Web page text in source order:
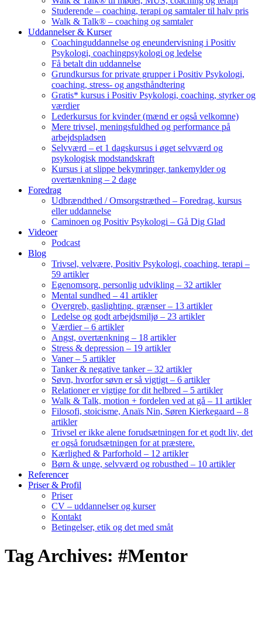
Studerende – coaching, terapi og samtaler til halv pris
Walk & Talk® – coaching og samtaler
Uddannelser & Kurser
Coachinguddannelse og eneundervisning i Positiv
Psykologi, coachingpsykologi og ledelse
Få betalt din uddannelse
Grundkursus for private grupper i Positiv Psykologi,
coaching, stress- og angsthåndtering
Gratis* kursus i Positiv Psykologi, coaching, styrker og
værdier
Lederkursus for kvinder (mænd er også velkomne)
Mere trivsel, meningsfuldhed og performance på
arbejdspladsen
Selvværd – et 1 dagskursus i øget selvværd og
psykologisk modstandskraft
Kursus i at slippe bekymringer, tankemylder og
overtænkning – 2 dage
Foredrag
Udbrændthed / Omsorgstræthed – Foredrag, kursus
eller uddannelse
Caminoen og Positiv Psykologi – Gå Dig Glad
Videoer
Podcast
Blog
Trivsel, velvære, Positiv Psykologi, coaching, terapi –
59 artikler
Egenomsorg, personlig udvikling – 32 artikler
Mental sundhed – 41 artikler
Overgreb, gaslighting, grænser – 13 artikler
Ledelse og godt arbejdsmiljø – 23 artikler
Værdier – 6 artikler
Angst, overtænkning – 18 artikler
Stress & depression – 19 artikler
Vaner – 5 artikler
Tanker & negative tanker – 32 artikler
Søvn, hvorfor søvn er så vigtigt – 6 artikler
Relationer er vigtige for dit helbred – 5 artikler
Walk & Talk, motion + fordelen ved at gå – 11 artikler
Filosofi, stoicisme, Anaïs Nin, Søren Kierkegaard – 8
artikler
Trivsel er ikke alene forudsætningen for et godt liv, det
er også forudsætningen for at præstere.
Kærlighed & Parforhold – 12 artikler
Børn & unge, selvværd og robusthed – 10 artikler
Referencer
Priser & Profil
Priser
CV – uddannelser og kurser
Kontakt
Betingelser, etik og det med småt
Tag Archives: #Mentor